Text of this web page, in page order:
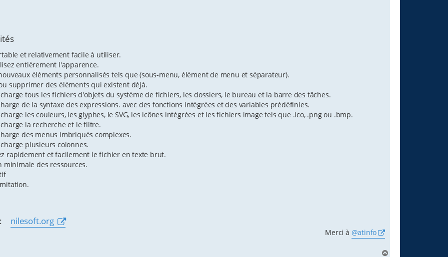
et relativement facile à utiliser.
entièrement l'apparence.
éléments personnalisés tels que (sous-menu, élément de menu et séparateur).
supprimer des éléments qui existent déjà.
tous les fichiers d'objets du système de fichiers, les dossiers, le bureau et la barre des tâches.
de la syntaxe des expressions. avec des fonctions intégrées et des variables prédéfinies.
les couleurs, les glyphes, le SVG, les icônes intégrées et les fichiers image tels que .ico, .png ou .bmp.
la recherche et le filtre.
des menus imbriqués complexes.
plusieurs colonnes.
rapidement et facilement le fichier en texte brut.
minimale des ressources.
: nilesoft.org
Merci à @atinfo